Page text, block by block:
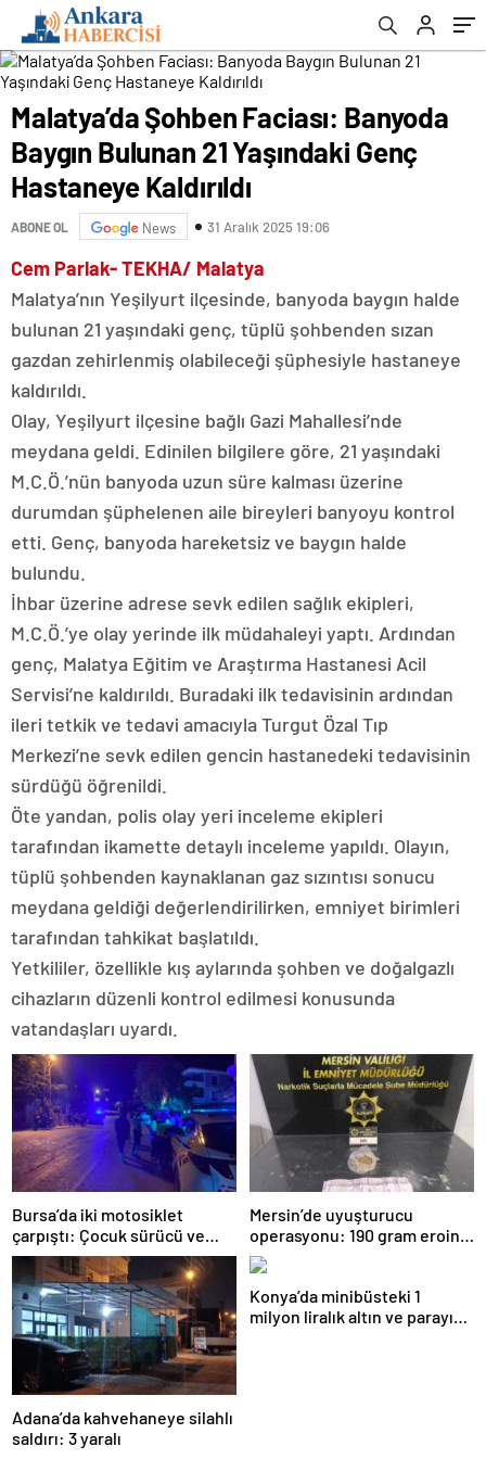
Kaldırıldı
Malatya’da Şohben Faciası: Banyoda
Baygın Bulunan 21 Yaşındaki Genç
Hastaneye Kaldırıldı
ABONE OL News 31 Aralık 2025 19:06
Cem Parlak- TEKHA/ Malatya
Malatya’nın Yeşilyurt ilçesinde, banyoda baygın halde
bulunan 21 yaşındaki genç, tüplü şohbenden sızan
gazdan zehirlenmiş olabileceği şüphesiyle hastaneye
kaldırıldı.
Olay, Yeşilyurt ilçesine bağlı Gazi Mahallesi’nde
meydana geldi. Edinilen bilgilere göre, 21 yaşındaki
M.C.Ö.’nün banyoda uzun süre kalması üzerine
durumdan şüphelenen aile bireyleri banyoyu kontrol
etti. Genç, banyoda hareketsiz ve baygın halde
bulundu.
İhbar üzerine adrese sevk edilen sağlık ekipleri,
M.C.Ö.’ye olay yerinde ilk müdahaleyi yaptı. Ardından
genç, Malatya Eğitim ve Araştırma Hastanesi Acil
Servisi’ne kaldırıldı. Buradaki ilk tedavisinin ardından
ileri tetkik ve tedavi amacıyla Turgut Özal Tıp
Merkezi’ne sevk edilen gencin hastanedeki tedavisinin
sürdüğü öğrenildi.
Öte yandan, polis olay yeri inceleme ekipleri
tarafından ikamette detaylı inceleme yapıldı. Olayın,
tüplü şohbenden kaynaklanan gaz sızıntısı sonucu
meydana geldiği değerlendirilirken, emniyet birimleri
tarafından tahkikat başlatıldı.
Yetkililer, özellikle kış aylarında şohben ve doğalgazlı
cihazların düzenli kontrol edilmesi konusunda
vatandaşları uyardı.
Bursa’da iki motosiklet
çarpıştı: Çocuk sürücü ve
yolcu yaralandı
Mersin’de uyuşturucu
operasyonu: 190 gram eroin
ele geçirildi, 1 gözaltı
Adana’da kahvehaneye silahlı
saldırı: 3 yaralı
Konya’da minibüsteki 1
milyon liralık altın ve parayı